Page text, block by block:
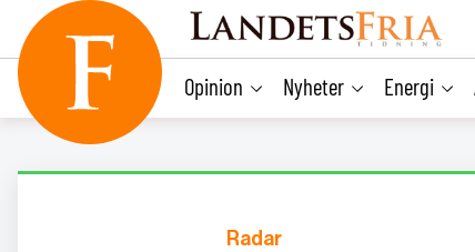
content
Opinion Nyheter Energi
Radar